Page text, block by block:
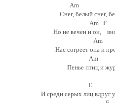
Am
Снег, белый снег,
Am F
Но не вечен и он,
Am
Нас согреет она и
Am
Пенье птиц и
E
И среди серых лиц вдруг